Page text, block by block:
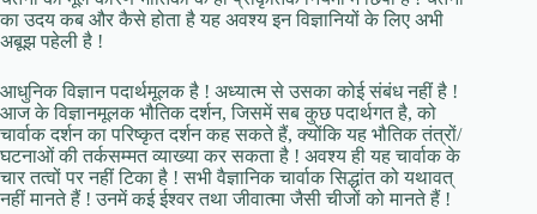
का उदय कब और कैसे होता है यह अवश्य इन विज्ञानियों के लिए अभी
अबूझ पहेली है !
आधुनिक विज्ञान पदार्थमूलक है ! अध्यात्म से उसका कोई संबंध नहीं है !
आज के विज्ञानमूलक भौतिक दर्शन, जिसमें सब कुछ पदार्थगत है, को
चार्वाक दर्शन का परिष्कृत दर्शन कह सकते हैं, क्योंकि यह भौतिक तंत्रों/
घटनाओं की तर्कसम्मत व्याख्या कर सकता है ! अवश्य ही यह चार्वाक के
चार तत्वों पर नहीं टिका है ! सभी वैज्ञानिक चार्वाक सिद्धांत को यथावत्
नहीं मानते हैं ! उनमें कई ईश्वर तथा जीवात्मा जैसी चीजों को मानते हैं !